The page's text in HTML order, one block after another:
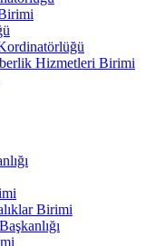
Hizmetleri Birimi
Birimi